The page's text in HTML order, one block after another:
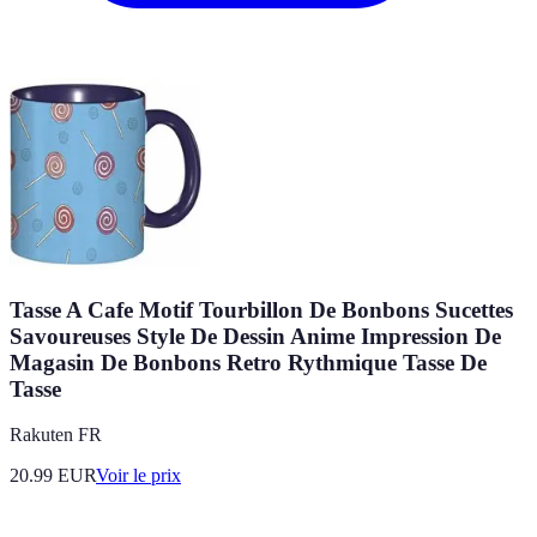
Tasse A Cafe Motif Tourbillon De Bonbons Sucettes
Savoureuses Style De Dessin Anime Impression De
Magasin De Bonbons Retro Rythmique Tasse De
Tasse
Rakuten FR
20.99 EURVoir le prix